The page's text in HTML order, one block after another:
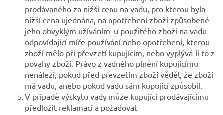
prodávaného za nižší cenu na vadu, pro kterou byla
nižší cena ujednána, na opotřebení zboží způsobené
jeho obvyklým užíváním, u použitého zboží na vadu
odpovídající míře používání nebo opotřebení, kterou
zboží mělo při převzetí kupujícím, nebo vyplývá-li to z
povahy zboží. Právo z vadného plnění kupujícímu
nenáleží, pokud před převzetím zboží věděl, že zboží
má vadu, anebo pokud vadu sám kupující způsobil.
V případě výskytu vady může kupující prodávajícímu
předložit reklamaci a požadovat